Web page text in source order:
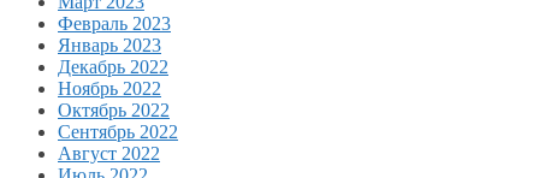
Февраль 2023
Январь 2023
Декабрь 2022
Ноябрь 2022
Октябрь 2022
Сентябрь 2022
Август 2022